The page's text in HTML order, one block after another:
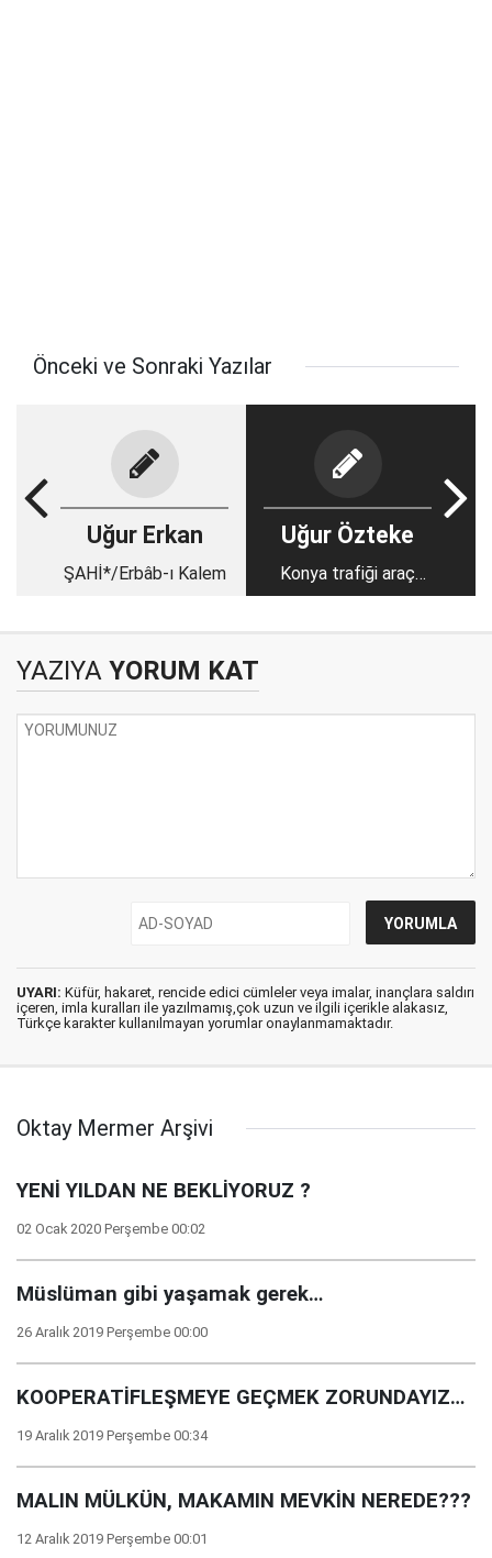
Önceki ve Sonraki Yazılar
Uğur Erkan
ŞAHİ*/Erbâb-ı Kalem
Uğur Özteke
Konya trafiği araç
sayısından kilitleniyor
YAZIYA YORUM KAT
UYARI: Küfür, hakaret, rencide edici cümleler veya imalar, inançlara saldırı
içeren, imla kuralları ile yazılmamış,çok uzun ve ilgili içerikle alakasız,
Türkçe karakter kullanılmayan yorumlar onaylanmamaktadır.
Oktay Mermer Arşivi
YENİ YILDAN NE BEKLİYORUZ ?
02 Ocak 2020 Perşembe 00:02
Müslüman gibi yaşamak gerek…
26 Aralık 2019 Perşembe 00:00
KOOPERATİFLEŞMEYE GEÇMEK ZORUNDAYIZ…
19 Aralık 2019 Perşembe 00:34
MALIN MÜLKÜN, MAKAMIN MEVKİN NEREDE???
12 Aralık 2019 Perşembe 00:01